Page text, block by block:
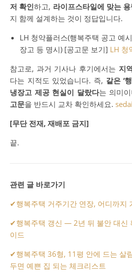
저 확인하고, 라이프스타일에 맞는 용
지 함께 설계하는 것이 정답입니다.
LH 청약플러스(행복주택 공고 예
장고 등 명시) [공고문 보기] LH 청
참고로, 과거 기사나 후기에서는 지
다는 지적도 있었습니다. 즉, 같은 ‘
냉장고 제공 현실이 달랐다는 의미
고문을 반드시 교차 확인하세요.
[무단 전재, 재배포 금지]
끝.
관련 글 바로가기
✔행복주택 거주기간 연장, 어디까지
✔행복주택 갱신 — 2년 뒤 불안 대신
이드
✔행복주택 36형, 11평 안에 드는 살
두면 예쁜 집 되는 체크리스트